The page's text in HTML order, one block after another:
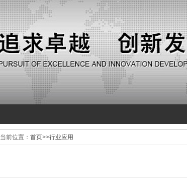
当前位置： 首页>>行业应用